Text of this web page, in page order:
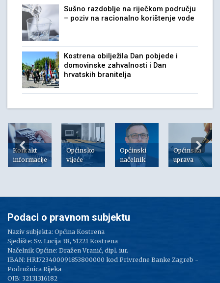
Sušno razdoblje na riječkom području
– poziv na racionalno korištenje vode
Kostrena obilježila Dan pobjede i
domovinske zahvalnosti i Dan
hrvatskih branitelja
Kontakt
informacije
Općinsko
vijeće
Općinski
načelnik
Općinska
uprava
Podaci o pravnom subjektu
Naziv subjekta: Općina Kostrena
Sjedište: Sv. Lucija 38, 51221 Kostrena
Načelnik Općine: Dražen Vranić, dipl. iur.
IBAN: HR1723400091853800000 kod Privredne Banke Zagreb -
Podružnica Rijeka
OIB: 32131316182